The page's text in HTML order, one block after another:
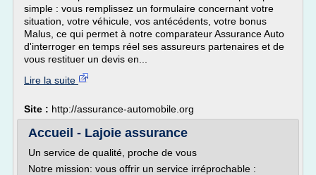
simple : vous remplissez un formulaire concernant votre
situation, votre véhicule, vos antécédents, votre bonus
Malus, ce qui permet à notre comparateur Assurance Auto
d'interroger en temps réel ses assureurs partenaires et de
vous restituer un devis en...
Lire la suite
Site : http://assurance-automobile.org
Accueil - Lajoie assurance
Un service de qualité, proche de vous
Notre mission: vous offrir un service irréprochable :